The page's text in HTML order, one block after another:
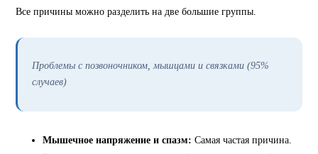
Все причины можно разделить на две большие группы.
Проблемы с позвоночником, мышцами и связками (95%
случаев)
Мышечное напряжение и спазм: Самая частая причина.